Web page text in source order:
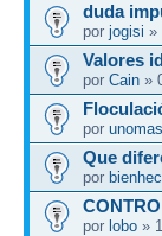
duda
por jogisi »
Valores
por Cain »
por unomas
Que
por
por lobo »